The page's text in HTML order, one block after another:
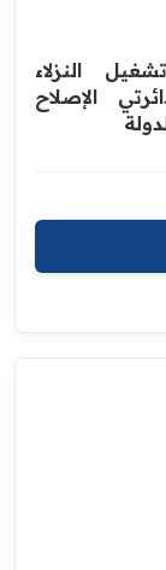
النزلاء
الإصلاح